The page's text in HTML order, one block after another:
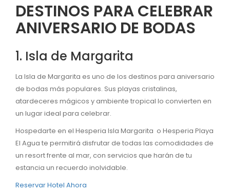
DESTINOS PARA CELEBRAR
ANIVERSARIO DE BODAS
1. Isla de Margarita
La Isla de Margarita es uno de los destinos para aniversario
de bodas más populares. Sus playas cristalinas,
atardeceres mágicos y ambiente tropical lo convierten en
un lugar ideal para celebrar.
Hospedarte en el Hesperia Isla Margarita o Hesperia Playa
El Agua te permitirá disfrutar de todas las comodidades de
un resort frente al mar, con servicios que harán de tu
estancia un recuerdo inolvidable.
Reservar Hotel Ahora